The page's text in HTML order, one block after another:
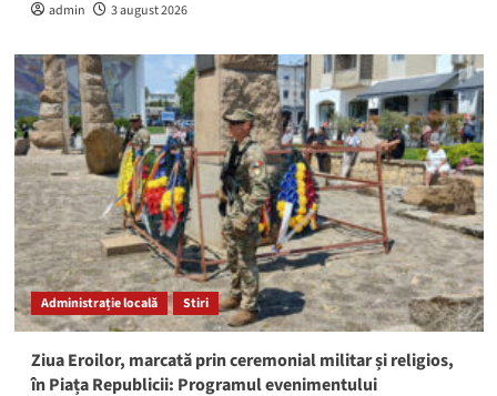
admin 3 august 2026
Administrație locală Stiri
Ziua Eroilor, marcată prin ceremonial militar și religios,
în Piața Republicii: Programul evenimentului